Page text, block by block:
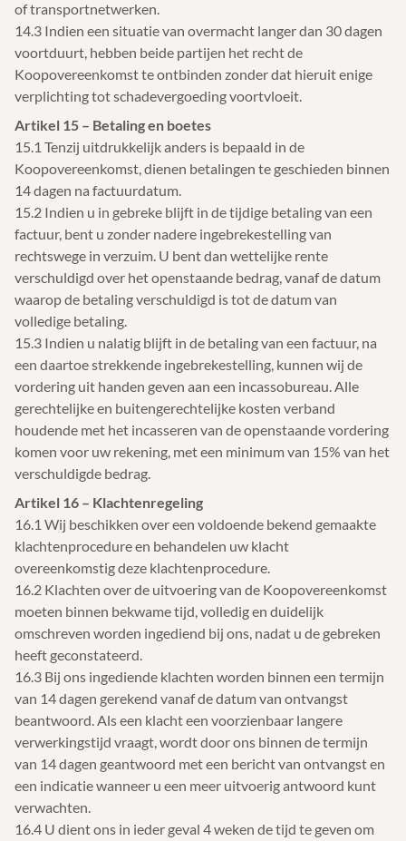
of transportnetwerken.
14.3 Indien een situatie van overmacht langer dan 30 dagen
voortduurt, hebben beide partijen het recht de
Koopovereenkomst te ontbinden zonder dat hieruit enige
verplichting tot schadevergoeding voortvloeit.
Artikel 15 – Betaling en boetes
15.1 Tenzij uitdrukkelijk anders is bepaald in de
Koopovereenkomst, dienen betalingen te geschieden binnen
14 dagen na factuurdatum.
15.2 Indien u in gebreke blijft in de tijdige betaling van een
factuur, bent u zonder nadere ingebrekestelling van
rechtswege in verzuim. U bent dan wettelijke rente
verschuldigd over het openstaande bedrag, vanaf de datum
waarop de betaling verschuldigd is tot de datum van
volledige betaling.
15.3 Indien u nalatig blijft in de betaling van een factuur, na
een daartoe strekkende ingebrekestelling, kunnen wij de
vordering uit handen geven aan een incassobureau. Alle
gerechtelijke en buitengerechtelijke kosten verband
houdende met het incasseren van de openstaande vordering
komen voor uw rekening, met een minimum van 15% van het
verschuldigde bedrag.
Artikel 16 – Klachtenregeling
16.1 Wij beschikken over een voldoende bekend gemaakte
klachtenprocedure en behandelen uw klacht
overeenkomstig deze klachtenprocedure.
16.2 Klachten over de uitvoering van de Koopovereenkomst
moeten binnen bekwame tijd, volledig en duidelijk
omschreven worden ingediend bij ons, nadat u de gebreken
heeft geconstateerd.
16.3 Bij ons ingediende klachten worden binnen een termijn
van 14 dagen gerekend vanaf de datum van ontvangst
beantwoord. Als een klacht een voorzienbaar langere
verwerkingstijd vraagt, wordt door ons binnen de termijn
van 14 dagen geantwoord met een bericht van ontvangst en
een indicatie wanneer u een meer uitvoerig antwoord kunt
verwachten.
16.4 U dient ons in ieder geval 4 weken de tijd te geven om